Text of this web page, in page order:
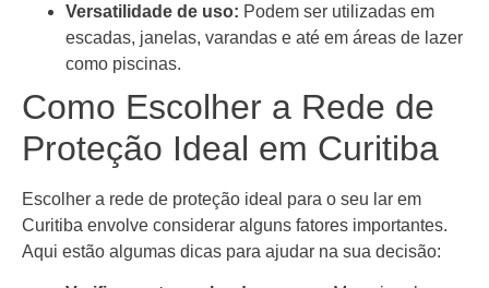
Versatilidade de uso: Podem ser utilizadas em
escadas, janelas, varandas e até em áreas de lazer
como piscinas.
Como Escolher a Rede de
Proteção Ideal em Curitiba
Escolher a rede de proteção ideal para o seu lar em
Curitiba envolve considerar alguns fatores importantes.
Aqui estão algumas dicas para ajudar na sua decisão: